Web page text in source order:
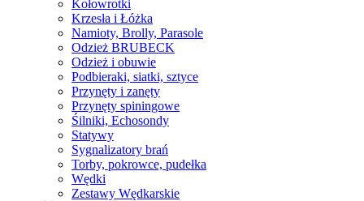
Kołowrotki
Krzesła i Łóżka
Namioty, Brolly, Parasole
Odzież BRUBECK
Odzież i obuwie
Podbieraki, siatki, sztyce
Przynęty i zanęty
Przynęty spiningowe
Śilniki, Echosondy
Statywy
Sygnalizatory brań
Torby, pokrowce, pudełka
Wędki
Zestawy Wędkarskie